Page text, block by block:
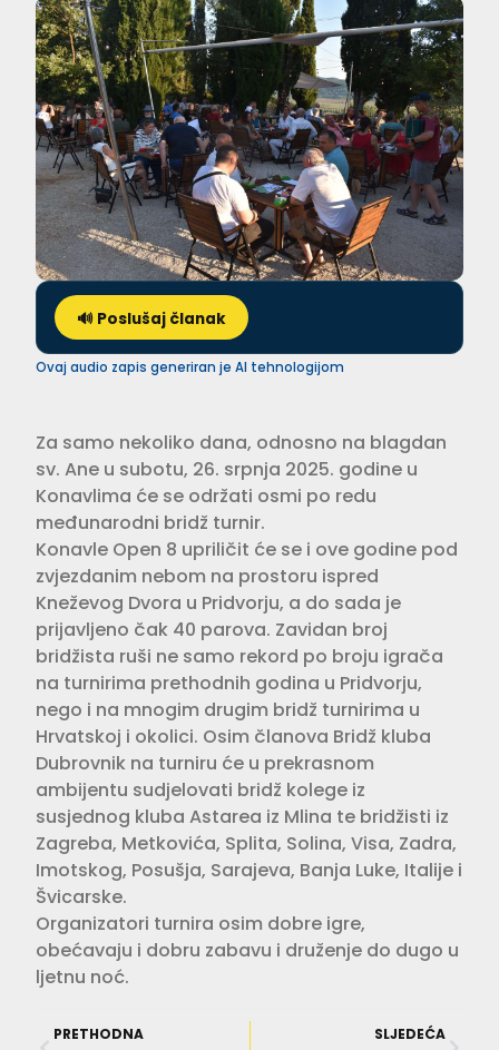
🔊 Poslušaj članak
Ovaj audio zapis generiran je AI tehnologijom
Za samo nekoliko dana, odnosno na blagdan
sv. Ane u subotu, 26. srpnja 2025. godine u
Konavlima će se održati osmi po redu
međunarodni bridž turnir.
Konavle Open 8 upriličit će se i ove godine pod
zvjezdanim nebom na prostoru ispred
Kneževog Dvora u Pridvorju, a do sada je
prijavljeno čak 40 parova. Zavidan broj
bridžista ruši ne samo rekord po broju igrača
na turnirima prethodnih godina u Pridvorju,
nego i na mnogim drugim bridž turnirima u
Hrvatskoj i okolici. Osim članova Bridž kluba
Dubrovnik na turniru će u prekrasnom
ambijentu sudjelovati bridž kolege iz
susjednog kluba Astarea iz Mlina te bridžisti iz
Zagreba, Metkovića, Splita, Solina, Visa, Zadra,
Imotskog, Posušja, Sarajeva, Banja Luke, Italije i
Švicarske.
Organizatori turnira osim dobre igre,
obećavaju i dobru zabavu i druženje do dugo u
ljetnu noć.
PRETHODNA SLJEDEĆA